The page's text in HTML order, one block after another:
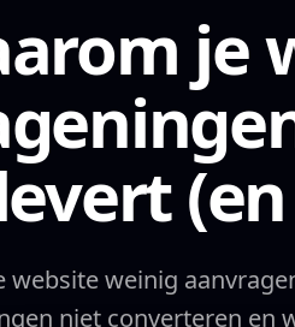
je
website weinig
niet converteren en